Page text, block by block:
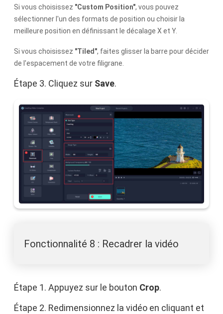
Si vous choisissez "Custom Position", vous pouvez
sélectionner l'un des formats de position ou choisir la
meilleure position en définissant le décalage X et Y.
Si vous choisissez "Tiled", faites glisser la barre pour décider
de l'espacement de votre filigrane.
Étape 3. Cliquez sur Save.
Fonctionnalité 8 : Recadrer la vidéo
Étape 1. Appuyez sur le bouton Crop.
Étape 2. Redimensionnez la vidéo en cliquant et